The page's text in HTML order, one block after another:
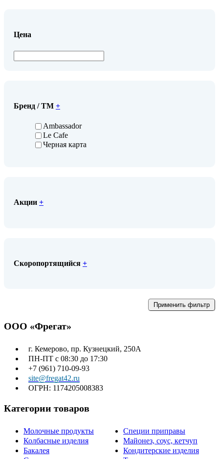
Цена
Бренд / ТМ +
Ambassador
Le Cafe
Черная карта
Акции +
Скоропортящийся +
Применить фильтр
ООО «Фрегат»
г. Кемерово, пр. Кузнецкий, 250А
ПН-ПТ с 08:30 до 17:30
+7 (961) 710-09-93
site@fregat42.ru
ОГРН: 1174205008383
Категории товаров
Молочные продукты
Колбасные изделия
Бакалея
Специи приправы
Майонез, соус, кетчуп
Кондитерские изделия